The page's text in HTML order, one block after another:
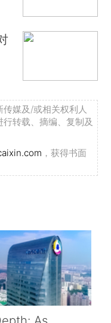
媒及/或相关权利人
转载、摘编、复制及
，获得书面